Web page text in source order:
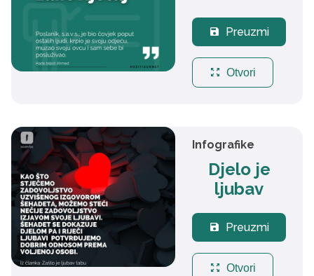
save Preuzmi
zoom_out_map Otvori
Infografike
Djelo je
ljubav
save Preuzmi
zoom_out_map Otvori